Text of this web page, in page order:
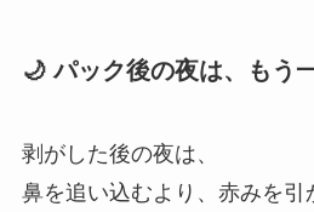
🌙 パック後の夜は、もう
剥がした後の夜は、
鼻を追い込むより、赤みを引